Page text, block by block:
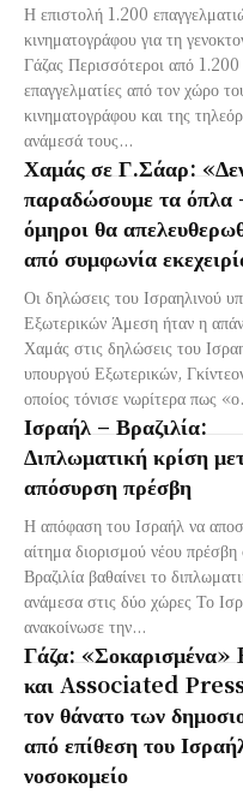
Η επιστολή 1.200
κινηματογράφου για τη
Γάζας Περισσότεροι από 1.200
επαγγελματίες από τον χώρο
κινηματογράφου και της
ανάμεσά τους...
Χαμάς σε Γ.Σάαρ:
παραδώσουμε τα όπλα
όμηροι θα
από συμφωνία
Οι δηλώσεις του Ισραηλινού
Εξωτερικών Άμεση ήταν η
Χαμάς στις δηλώσεις του
υπουργού Εξωτερικών,
οποίος τόνισε νωρίτερα πως
Ισραήλ – Βραζιλία:
Διπλωματική κρίση
απόσυρση πρέσβη
Η απόφαση του Ισραήλ να
αίτημα διορισμού νέου πρέσβη
Βραζιλία βαθαίνει το
ανάμεσα στις δύο χώρες Το Ισραήλ
ανακοίνωσε την...
Γάζα:
και Associated
τον θάνατο των
από επίθεση του
νοσοκομείο